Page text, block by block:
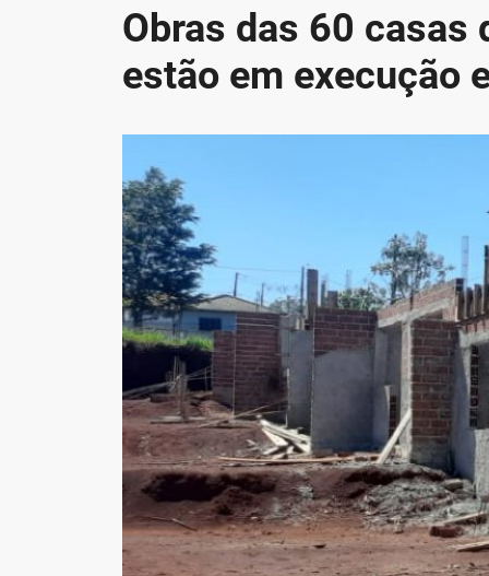
Obras das 60 casas
estão em execução